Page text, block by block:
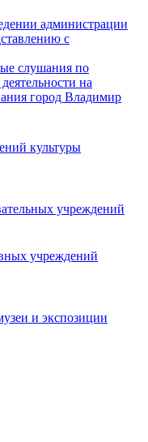
администрации
с
слушания по
на
город Владимир
культуры
учреждений
учреждений
и экспозиции